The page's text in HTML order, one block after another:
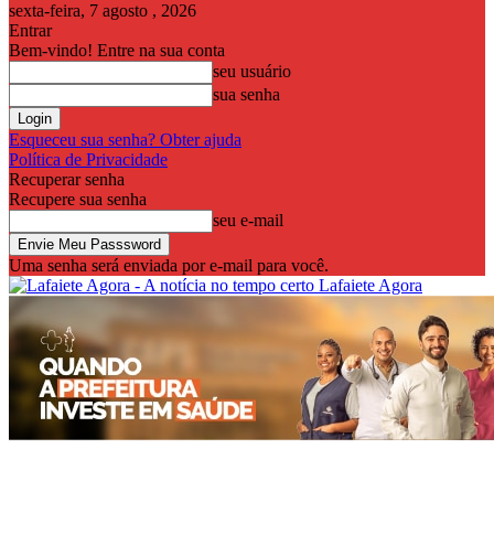
sexta-feira, 7 agosto , 2026
Entrar
Bem-vindo! Entre na sua conta
seu usuário
sua senha
Esqueceu sua senha? Obter ajuda
Política de Privacidade
Recuperar senha
Recupere sua senha
seu e-mail
Uma senha será enviada por e-mail para você.
Lafaiete Agora